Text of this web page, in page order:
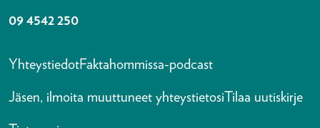
09 4542 250
YhteystiedotFaktahommissa-podcast
Jäsen, ilmoita muuttuneet yhteystietosi Tilaa uutiskirje